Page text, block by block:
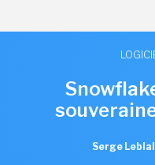
Serge Leblal